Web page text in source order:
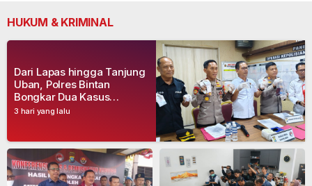
HUKUM & KRIMINAL
3 hari yang lalu
Dari Lapas hingga Tanjung
Uban, Polres Bintan
Bongkar Dua Kasus
Narkoba, Empat Tersangka